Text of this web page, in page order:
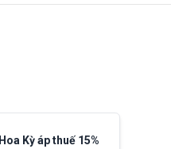
Hoa Kỳ áp thuế 15%